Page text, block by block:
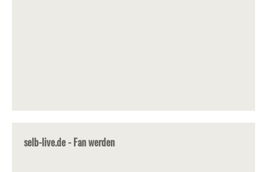
selb-live.de - Fan werden